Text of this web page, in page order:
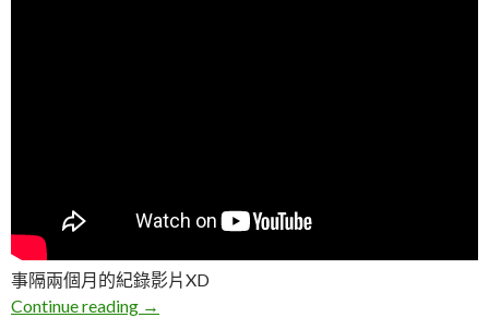
事隔兩個月的紀錄影片XD
Continue reading L & I 花東慶生親子之旅
→